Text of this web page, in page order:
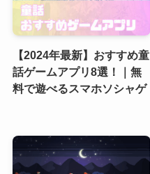
【2024年最新】おすすめ童
話ゲームアプリ8選！｜無
料で遊べるスマホソシャゲ